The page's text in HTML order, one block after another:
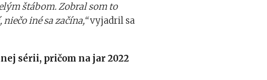
štábom. Zobral som to
iné sa začína,“vyjadril sa
sérii, pričom na jar 2022